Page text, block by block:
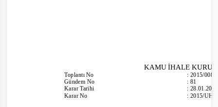
KAMU İHALE
Toplantı No
Gündem No
Karar Tarihi
Karar No
:2015/008
:81
:
:2015/